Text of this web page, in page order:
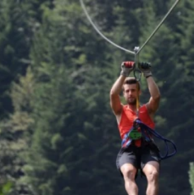
Panneau de gestion des cookies